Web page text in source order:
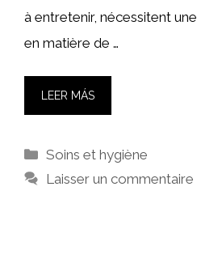
à entretenir, nécessitent
en matière de …
LEER MÁS
Catégories
Soins et hygiène
Laisser un commentaire